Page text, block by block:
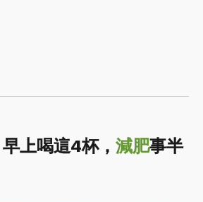
上喝這4杯， 減肥事半